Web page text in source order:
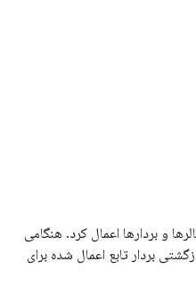
و بردارها اعمال کرد. هنگامی
بردار تابع اعمال شده برای